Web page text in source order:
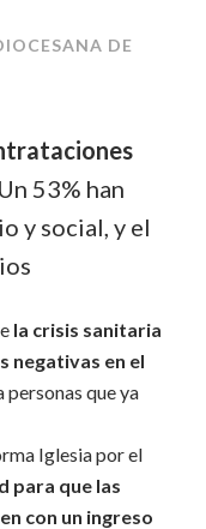
DE
53% han
y social, y el
la crisis sanitaria
negativas en el
personas que ya
Iglesia por el
para que las
con un ingreso